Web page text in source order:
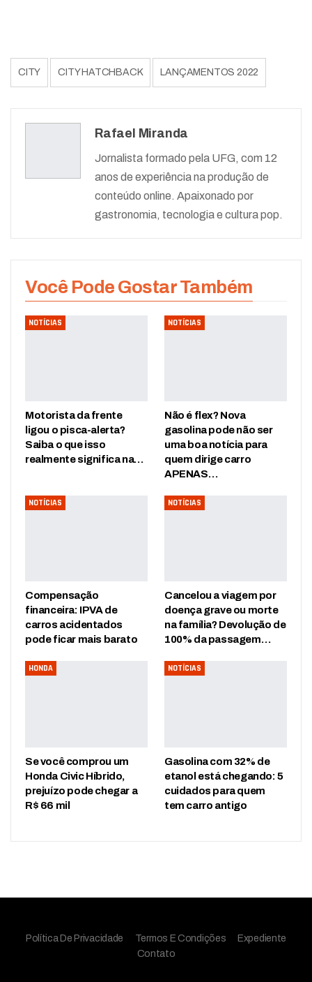
CITY CITY HATCHBACK LANÇAMENTOS 2022
Rafael Miranda
Jornalista formado pela UFG, com 12
anos de experiência na produção de
conteúdo online. Apaixonado por
gastronomia, tecnologia e cultura pop.
Você Pode Gostar Também
NOTÍCIAS
Motorista da frente
ligou o pisca-alerta?
Saiba o que isso
realmente significa na…
NOTÍCIAS
Não é flex? Nova
gasolina pode não ser
uma boa notícia para
quem dirige carro
APENAS…
NOTÍCIAS
Compensação
financeira: IPVA de
carros acidentados
pode ficar mais barato
NOTÍCIAS
Cancelou a viagem por
doença grave ou morte
na família? Devolução de
100% da passagem…
HONDA
Se você comprou um
Honda Civic Híbrido,
prejuízo pode chegar a
R$ 66 mil
NOTÍCIAS
Gasolina com 32% de
etanol está chegando: 5
cuidados para quem
tem carro antigo
Política De Privacidade Termos E Condições
Expediente
Contato